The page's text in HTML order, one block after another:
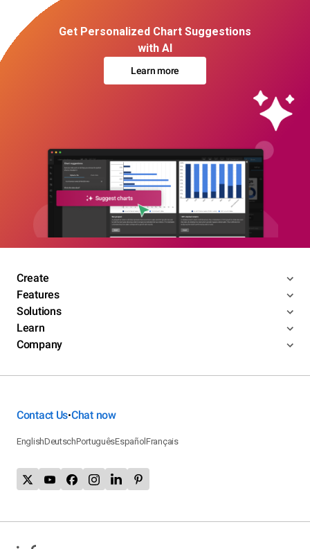
Get Personalized Chart Suggestions
with AI
Learn more
Create
Features
Solutions
Learn
Company
Contact Us•Chat now
EnglishDeutschPortuguêsEspañolFrançais